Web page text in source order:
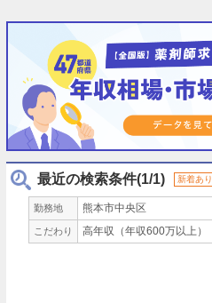
最近の検索条件(1/1) 新着あり
勤務地 熊本市中央区
こだわり 高年収（年収600万以上）